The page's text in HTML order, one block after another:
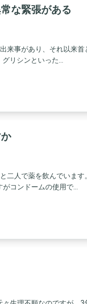
な緊張がある
来事があり、それ以来
リシンといった...
二人で薬を飲んでいます
コンドームの使用で...